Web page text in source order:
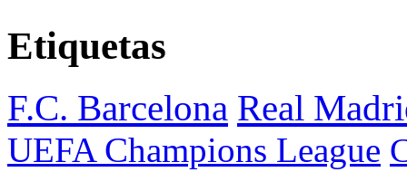
Etiquetas
F.C. Barcelona Real
UEFA Champions League